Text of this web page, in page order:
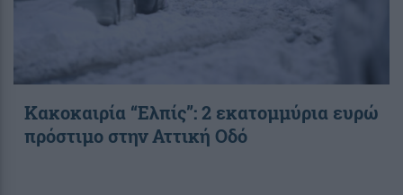
Κακοκαιρία “Ελπίς”: 2 εκατομμύρια ευρώ
πρόστιμο στην Αττική Οδό